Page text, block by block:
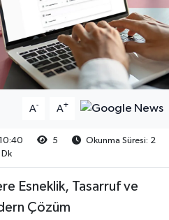
A- A+
5
Okunma Süresi: 2
Dk
Esneklik, Tasarruf ve
Çözüm